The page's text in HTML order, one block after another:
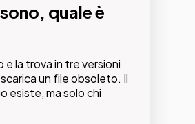
per tutti
metadati corretti e
cerca in pochi
quale è
la trova in tre versioni
un file obsoleto. Il
esiste, ma solo chi